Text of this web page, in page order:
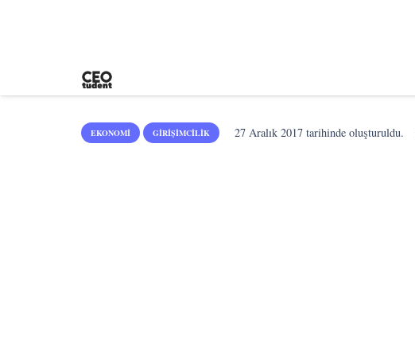
EKONOMI GIRIŞIMCILIK 27 Aralık 2017 tarihinde oluşturuldu.